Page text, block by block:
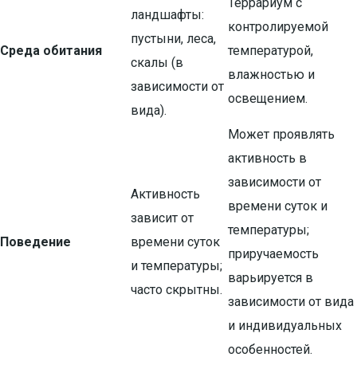
Среда обитания
ландшафты:
пустыни, леса,
скалы (в
зависимости от
вида).
контролируемой
температурой,
влажностью и
освещением.
Поведение
Активность
зависит от
времени суток
и температуры;
часто скрытны.
Может проявлять
активность в
зависимости от
времени суток и
температуры;
приручаемость
варьируется в
зависимости от вида
и индивидуальных
особенностей.